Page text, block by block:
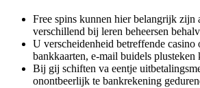
Free spins kunnen hier belangrijk zijn
verschillend bij leren beheersen
U verscheidenheid betreffende casino
bankkaarten, e-mail buidels plusteken
Bij gij schiften va eentje
onontbeerlijk te bankrekening